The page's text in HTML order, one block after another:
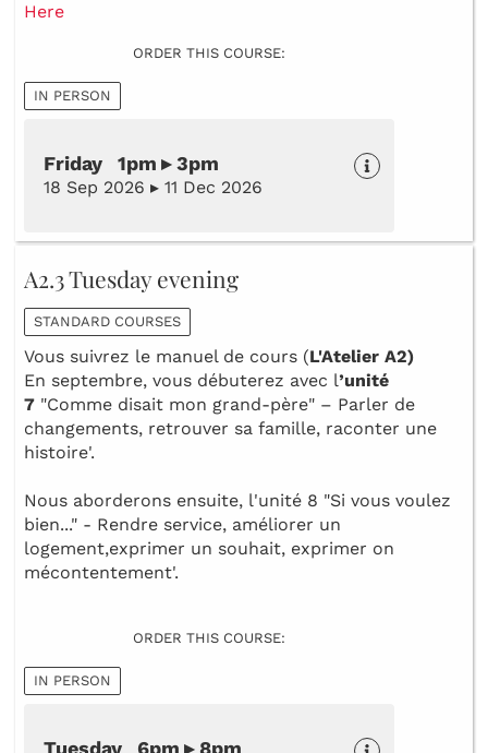
Here
ORDER THIS COURSE:
IN PERSON
Friday 1pm ▸ 3pm
18 Sep 2026 ▸ 11 Dec 2026
A2.3 Tuesday evening
STANDARD COURSES
Vous suivrez le manuel de cours (L'Atelier A2)
En septembre, vous débuterez avec l’unité
7 "Comme disait mon grand-père" – Parler de
changements, retrouver sa famille, raconter une
histoire'.
Nous aborderons ensuite, l'unité 8 "Si vous voulez
bien..." - Rendre service, améliorer un
logement,exprimer un souhait, exprimer on
mécontentement'.
ORDER THIS COURSE:
IN PERSON
Tuesday 6pm ▸ 8pm